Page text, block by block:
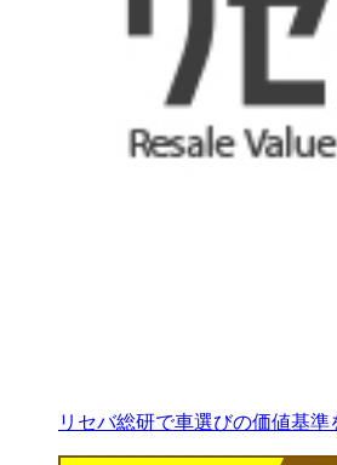
リセバ総研で車選びの価値基準